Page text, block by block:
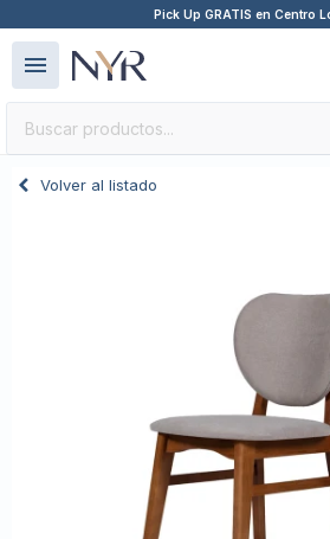
Pick Up GRATIS en Centro
menu
Volver al listado
close